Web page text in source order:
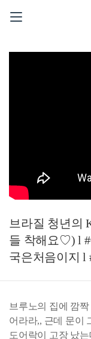
브라질 청년의
들 착해요♡) l
국은처음이지 l
브루노의 집에 깜
어라라,, 근데 문이
도어락이 고장 났